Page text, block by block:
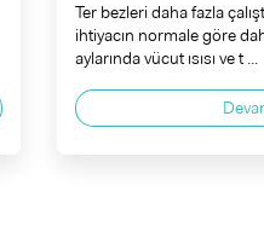
Ter bezleri daha fazla
ihtiyacın normale göre
aylarında vücut ısısı ve t ...